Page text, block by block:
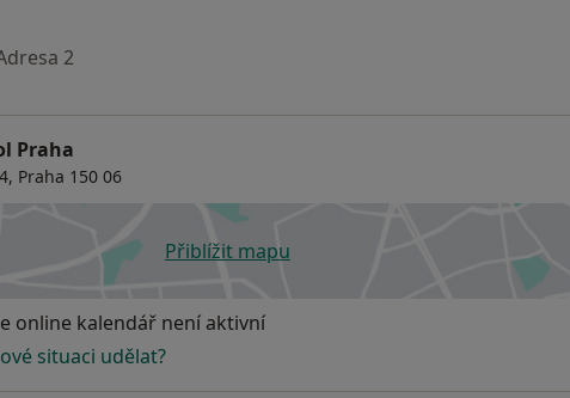
2
Praha
Praha 150 06
Přiblížit mapuse otevře v nové záložce
online kalendář není aktivní
situaci udělat?